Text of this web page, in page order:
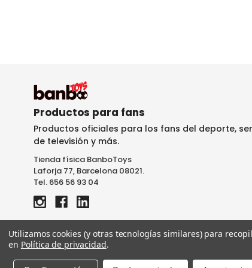
Productos para fans
Productos oficiales para los fans del deporte,
de televisión y más.
Tienda física BanboToys
Laforja 77, Barcelona 08021.
Tel. 656 56 93 04
Utilizamos cookies (y otras tecnologías similares) para
en Política de privacidad.